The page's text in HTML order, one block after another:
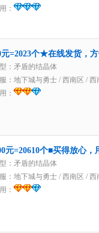
：
元=2023个★在线发货，
：矛盾的结晶体
： 地下城与勇士 / 西南区 / 西
：
元=20610个■买得放心
：矛盾的结晶体
： 地下城与勇士 / 西南区 / 西
：